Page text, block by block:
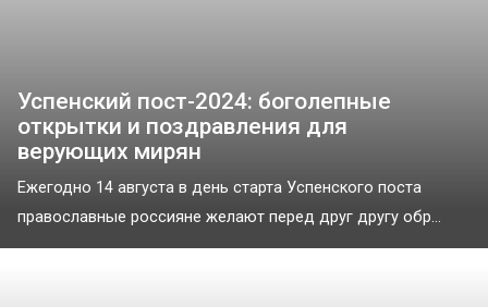
Успенский пост-2024: боголепные
открытки и поздравления для
верующих мирян
Ежегодно 14 августа в день старта Успенского поста
православные россияне желают перед друг другу обр...